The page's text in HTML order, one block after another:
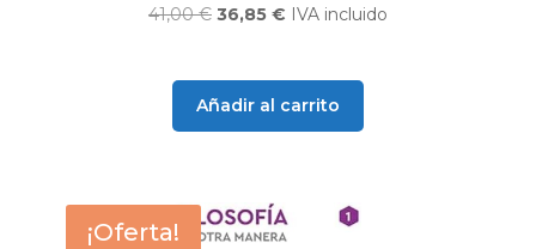
41,00€ El
era:
36,85 €ElIVA incluido
Añadir al carrito
¡Oferta!